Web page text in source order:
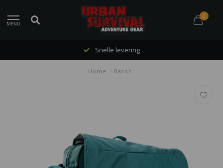
MENU
0
Snelle levering
Home Baron